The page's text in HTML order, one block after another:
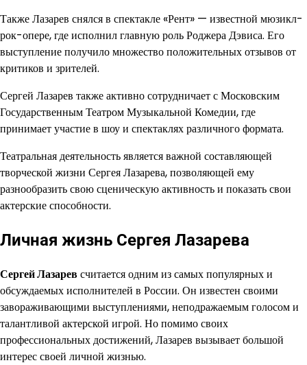
Также Лазарев снялся в спектакле «Рент» — известной мюзикл-
рок-опере, где исполнил главную роль Роджера Дэвиса. Его
выступление получило множество положительных отзывов от
критиков и зрителей.
Сергей Лазарев также активно сотрудничает с Московским
Государственным Театром Музыкальной Комедии, где
принимает участие в шоу и спектаклях различного формата.
Театральная деятельность является важной составляющей
творческой жизни Сергея Лазарева, позволяющей ему
разнообразить свою сценическую активность и показать свои
актерские способности.
Личная жизнь Сергея Лазарева
Сергей Лазаревсчитается одним из самых популярных и
обсуждаемых исполнителей в России. Он известен своими
завораживающими выступлениями, неподражаемым голосом и
талантливой актерской игрой. Но помимо своих
профессиональных достижений, Лазарев вызывает большой
интерес своей личной жизнью.